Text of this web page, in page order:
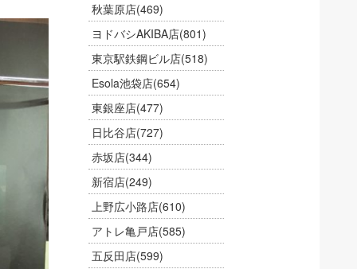
秋葉原店(469)
ヨドバシAKIBA店(801)
東京駅鉄鋼ビル店(518)
Esola池袋店(654)
東銀座店(477)
日比谷店(727)
赤坂店(344)
新宿店(249)
上野広小路店(610)
アトレ亀戸店(585)
五反田店(599)